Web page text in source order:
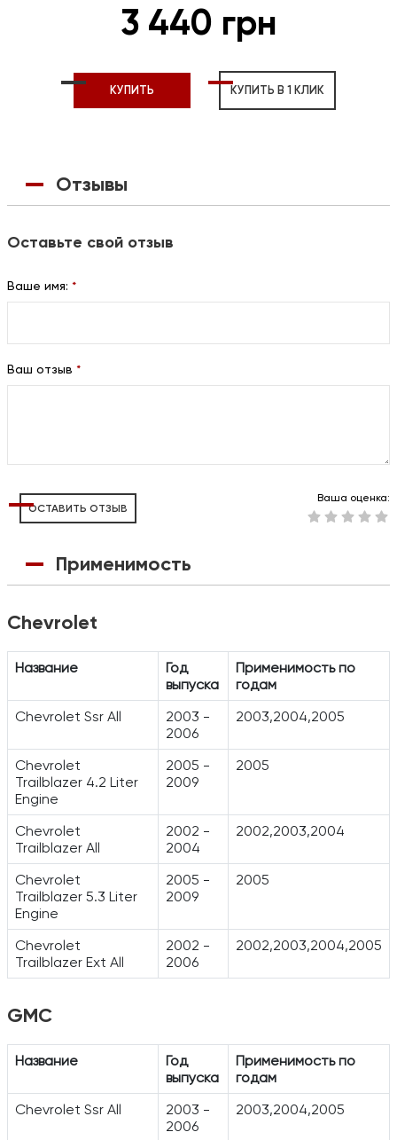
3 440 грн
КУПИТЬ КУПИТЬ В 1 КЛИК
Отзывы
Оставьте свой отзыв
Ваше имя: *
Ваш отзыв *
ОСТАВИТЬ ОТЗЫВ
Ваша оценка:
Применимость
Chevrolet
Название
Год
выпуска
Применимость по
годам
Chevrolet Ssr All
2003 -
2006
2003,2004,2005
Chevrolet
Trailblazer 4.2 Liter
Engine
2005 -
2009
2005
Chevrolet
Trailblazer All
2002 -
2004
2002,2003,2004
Chevrolet
Trailblazer 5.3 Liter
Engine
2005 -
2009
2005
Chevrolet
Trailblazer Ext All
2002 -
2006
2002,2003,2004,2005
GMC
Название
Год
выпуска
Применимость по
годам
Chevrolet Ssr All
2003 -
2006
2003,2004,2005